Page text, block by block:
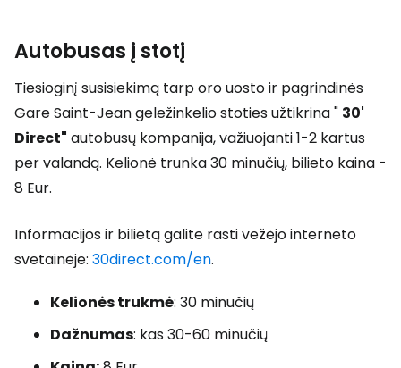
Autobusas į stotį
Tiesioginį susisiekimą tarp oro uosto ir pagrindinės
Gare Saint-Jean geležinkelio stoties užtikrina " 30'
Direct" autobusų kompanija, važiuojanti 1-2 kartus
per valandą. Kelionė trunka 30 minučių, bilieto kaina -
8 Eur.
Informacijos ir bilietą galite rasti vežėjo interneto
svetainėje: 30direct.com/en.
Kelionės trukmė: 30 minučių
Dažnumas: kas 30-60 minučių